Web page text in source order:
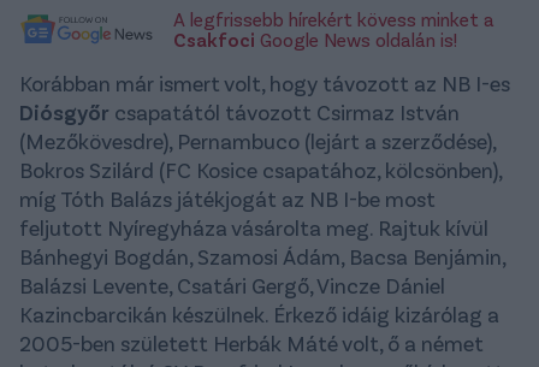
A legfrissebb hírekért kövess minket a
Csakfoci Google News oldalán is!
Korábban már ismert volt, hogy távozott az NB I-es
Diósgyőr csapatától távozott Csirmaz István
(Mezőkövesdre), Pernambuco (lejárt a szerződése),
Bokros Szilárd (FC Kosice csapatához, kölcsönben),
míg Tóth Balázs játékjogát az NB I-be most
feljutott Nyíregyháza vásárolta meg. Rajtuk kívül
Bánhegyi Bogdán, Szamosi Ádám, Bacsa Benjámin,
Balázsi Levente, Csatári Gergő, Vincze Dániel
Kazincbarcikán készülnek. Érkező idáig kizárólag a
2005-ben született Herbák Máté volt, ő a német